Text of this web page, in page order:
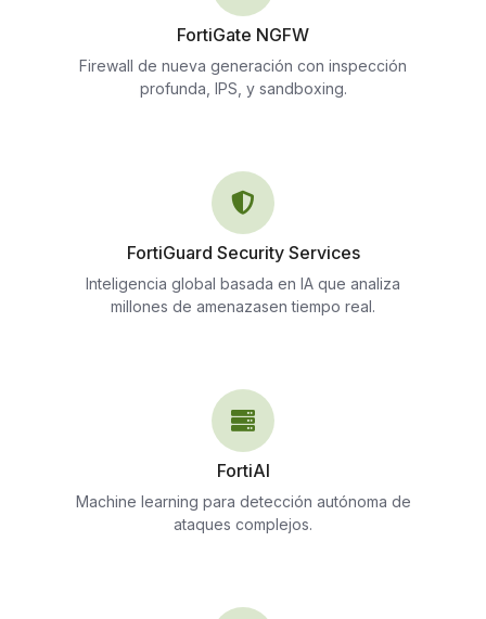
FortiGate NGFW
Firewall de nueva generación con inspección
profunda, IPS, y sandboxing.
FortiGuard Security Services
Inteligencia global basada en IA que analiza
millones de amenazasen tiempo real.
FortiAI
Machine learning para detección autónoma de
ataques complejos.